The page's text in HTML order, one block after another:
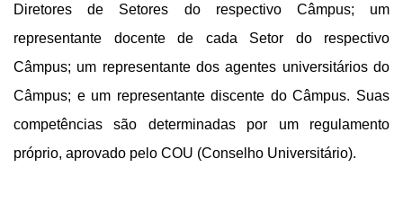
Diretores de Setores do respectivo Câmpus; um
representante docente de cada Setor do respectivo
Câmpus; um representante dos agentes universitários do
Câmpus; e um representante discente do Câmpus. Suas
competências são determinadas por um regulamento
próprio, aprovado pelo COU (Conselho Universitário).